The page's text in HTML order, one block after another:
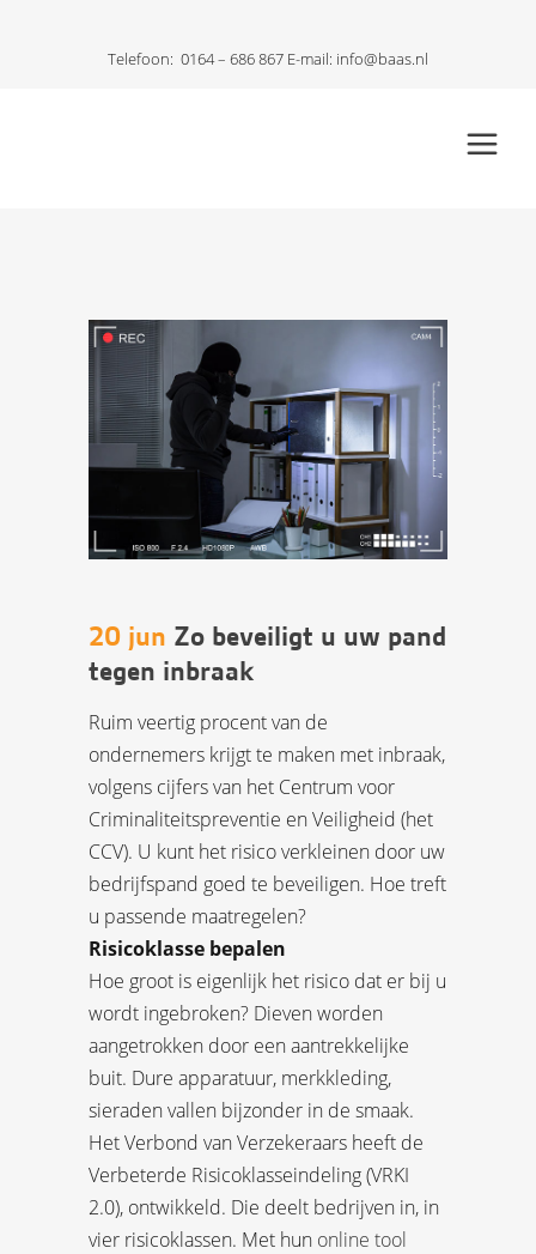
Telefoon: 0164 – 686 867 E-mail: info@baas.nl
20 jun Zo beveiligt u uw pand
tegen inbraak
Ruim veertig procent van de
ondernemers krijgt te maken met inbraak,
volgens cijfers van het Centrum voor
Criminaliteitspreventie en Veiligheid (het
CCV). U kunt het risico verkleinen door uw
bedrijfspand goed te beveiligen. Hoe treft
u passende maatregelen?
Risicoklasse bepalen
Hoe groot is eigenlijk het risico dat er bij u
wordt ingebroken? Dieven worden
aangetrokken door een aantrekkelijke
buit. Dure apparatuur, merkkleding,
sieraden vallen bijzonder in de smaak.
Het Verbond van Verzekeraars heeft de
Verbeterde Risicoklasseindeling (VRKI
2.0), ontwikkeld. Die deelt bedrijven in, in
vier risicoklassen. Met hun online tool